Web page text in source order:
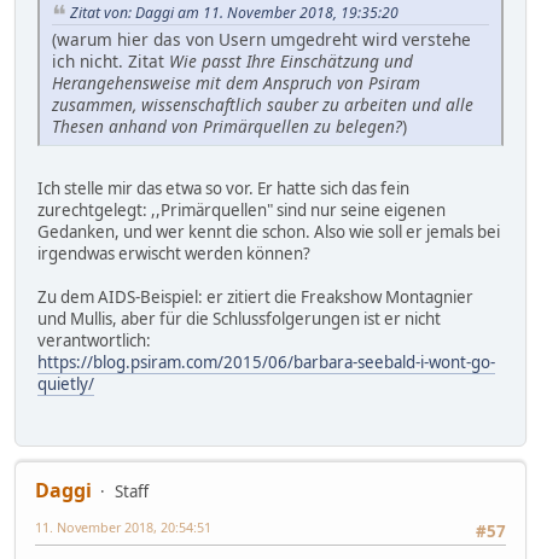
Zitat von: Daggi am 11. November 2018, 19:35:20
(warum hier das von Usern umgedreht wird verstehe
ich nicht. Zitat Wie passt Ihre Einschätzung und
Herangehensweise mit dem Anspruch von Psiram
zusammen, wissenschaftlich sauber zu arbeiten und alle
Thesen anhand von Primärquellen zu belegen?)
Ich stelle mir das etwa so vor. Er hatte sich das fein
zurechtgelegt: ,,Primärquellen" sind nur seine eigenen
Gedanken, und wer kennt die schon. Also wie soll er jemals bei
irgendwas erwischt werden können?
Zu dem AIDS-Beispiel: er zitiert die Freakshow Montagnier
und Mullis, aber für die Schlussfolgerungen ist er nicht
verantwortlich:
https://blog.psiram.com/2015/06/barbara-seebald-i-wont-go-
quietly/
Daggi
Staff
#57
11. November 2018, 20:54:51